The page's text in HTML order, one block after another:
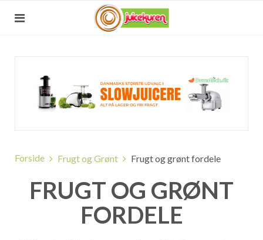
Forside Frugt og Grønt Frugt og grønt fordele
FRUGT OG GRØNT
FORDELE